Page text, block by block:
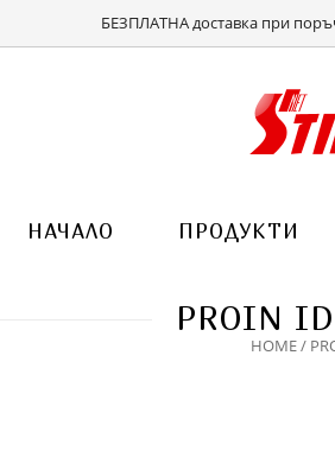
БЕЗПЛАТНА доставка при
НАЧАЛО ПРОДУКТИ
PROIN
HOME/